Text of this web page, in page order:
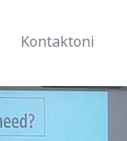
Kontaktoni